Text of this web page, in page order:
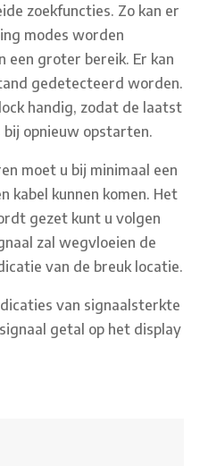
zoekfuncties. Zo kan er
modes worden
groter bereik. Er kan
gedetecteerd worden.
handig, zodat de laatst
opnieuw opstarten.
moet u bij minimaal een
kabel kunnen komen. Het
gezet kunt u volgen
zal wegvloeien de
van de breuk locatie.
van signaalsterkte
getal op het display